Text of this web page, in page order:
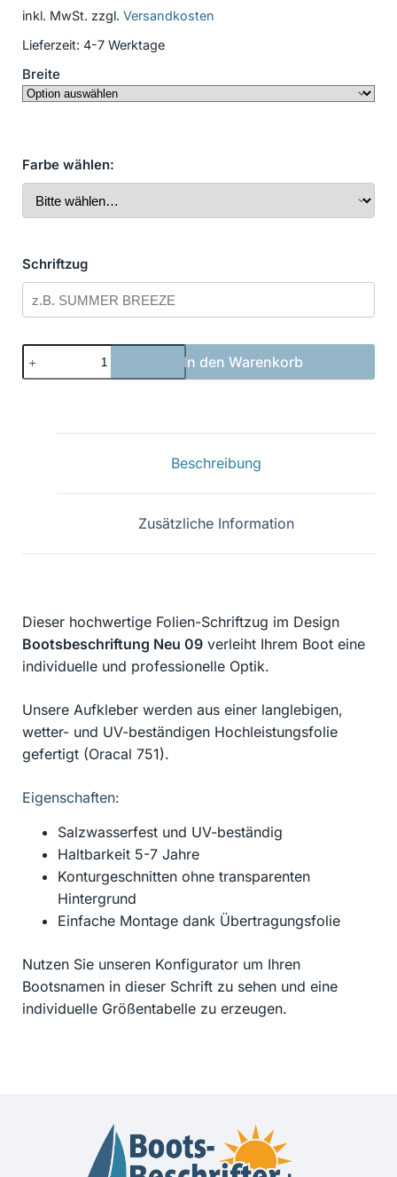
inkl. MwSt. zzgl. Versandkosten
Lieferzeit: 4-7 Werktage
Breite
Farbe wählen:
Schriftzug
Bootsbeschriftung
Neu
In den Warenkorb
Beschreibung
Zusätzliche Information
Dieser hochwertige Folien-Schriftzug im Design
Bootsbeschriftung Neu 09 verleiht Ihrem Boot eine
individuelle und professionelle Optik.
Unsere Aufkleber werden aus einer langlebigen,
wetter- und UV-beständigen Hochleistungsfolie
gefertigt (Oracal 751).
Eigenschaften:
Salzwasserfest und UV-beständig
Haltbarkeit 5-7 Jahre
Konturgeschnitten ohne transparenten
Hintergrund
Einfache Montage dank Übertragungsfolie
Nutzen Sie unseren Konfigurator um Ihren
Bootsnamen in dieser Schrift zu sehen und eine
individuelle Größentabelle zu erzeugen.